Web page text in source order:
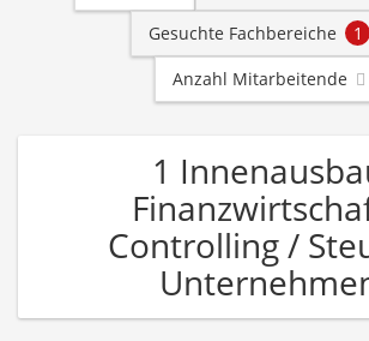
Gesuchte Fachbereiche
1
Anzahl Mitarbeitende
1
Controlling /